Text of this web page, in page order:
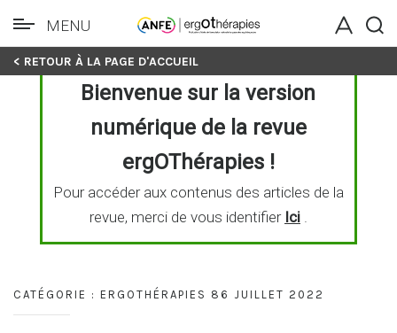
Skip
MENU
< RETOUR À LA PAGE D'ACCUEIL
Bienvenue sur la version
numérique de la revue
ergOThérapies !
Pour accéder aux contenus des articles de la
revue, merci de vous identifier Ici.
CATÉGORIE : ERGOTHÉRAPIES 86 JUILLET 2022